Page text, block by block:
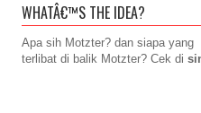
WHATÂ€™S THE IDEA?
Apa sih Motzter? dan siapa yang
terlibat di balik Motzter? Cek di